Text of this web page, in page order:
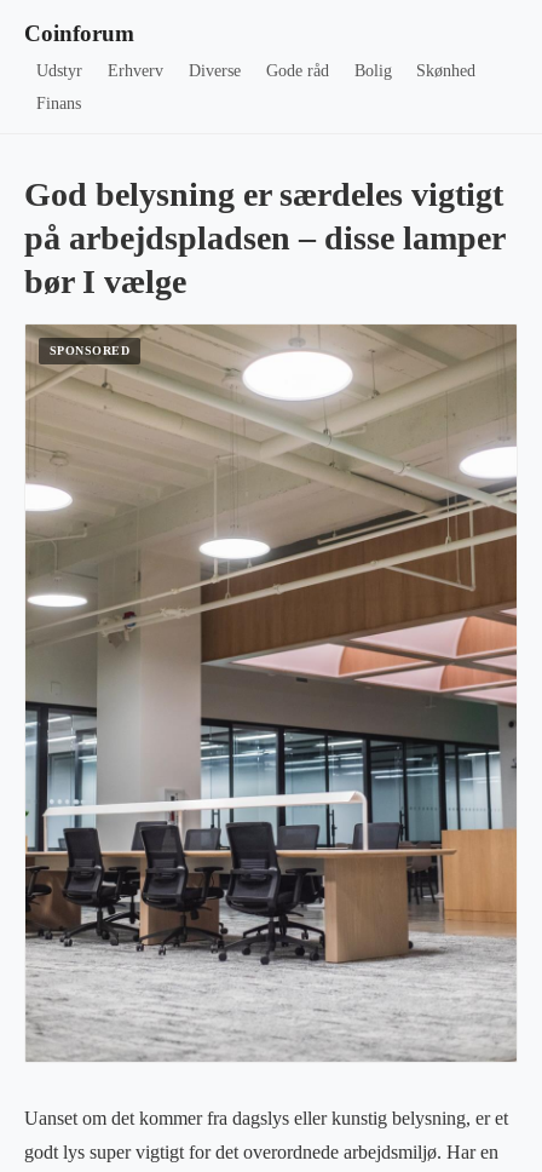
Coinforum
Udstyr Erhverv Diverse Gode råd Bolig
Skønhed
Finans
God belysning er særdeles vigtigt
på arbejdspladsen – disse lamper
bør I vælge
Uanset om det kommer fra dagslys eller kunstig belysning, er et
godt lys super vigtigt for det overordnede arbejdsmiljø. Har en